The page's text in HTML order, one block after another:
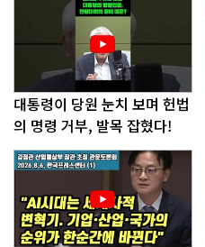
대통령이 당원 눈치 보며 헌법
의 명령 거부, 발목 잡혔다!